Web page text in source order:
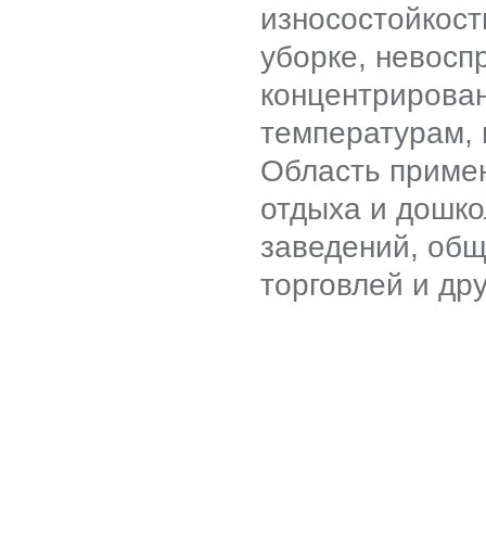
уборке,
Область
отдыха и
заведений,
торговлей и